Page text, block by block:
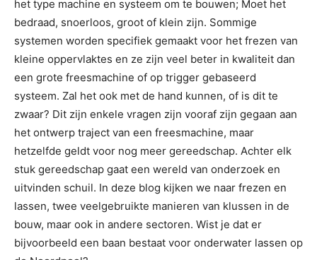
het type machine en systeem om te bouwen; Moet het
bedraad, snoerloos, groot of klein zijn. Sommige
systemen worden specifiek gemaakt voor het frezen van
kleine oppervlaktes en ze zijn veel beter in kwaliteit dan
een grote freesmachine of op trigger gebaseerd
systeem. Zal het ook met de hand kunnen, of is dit te
zwaar? Dit zijn enkele vragen zijn vooraf zijn gegaan aan
het ontwerp traject van een freesmachine, maar
hetzelfde geldt voor nog meer gereedschap. Achter elk
stuk gereedschap gaat een wereld van onderzoek en
uitvinden schuil. In deze blog kijken we naar frezen en
lassen, twee veelgebruikte manieren van klussen in de
bouw, maar ook in andere sectoren. Wist je dat er
bijvoorbeeld een baan bestaat voor onderwater lassen op